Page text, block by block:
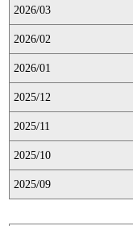
2026/03
2026/02
2026/01
2025/12
2025/11
2025/10
2025/09